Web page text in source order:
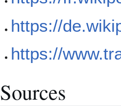
https://
https://
Sources